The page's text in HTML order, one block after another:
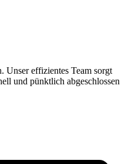
Unser effizientes Team sorgt
und pünktlich abgeschlossen